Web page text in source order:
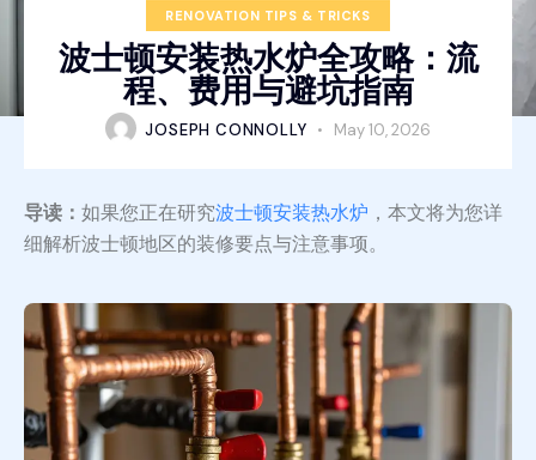
RENOVATION TIPS & TRICKS
波士顿安装热水炉全攻略：流
程、费用与避坑指南
JOSEPH CONNOLLY May 10, 2026
导读： 如果您正在研究波士顿安装热水炉 ，本文将为您详
细解析波士顿地区的装修要点与注意事项。